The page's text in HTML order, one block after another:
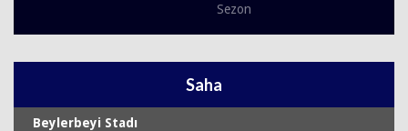
Sezon
Saha
Beylerbeyi Stadı